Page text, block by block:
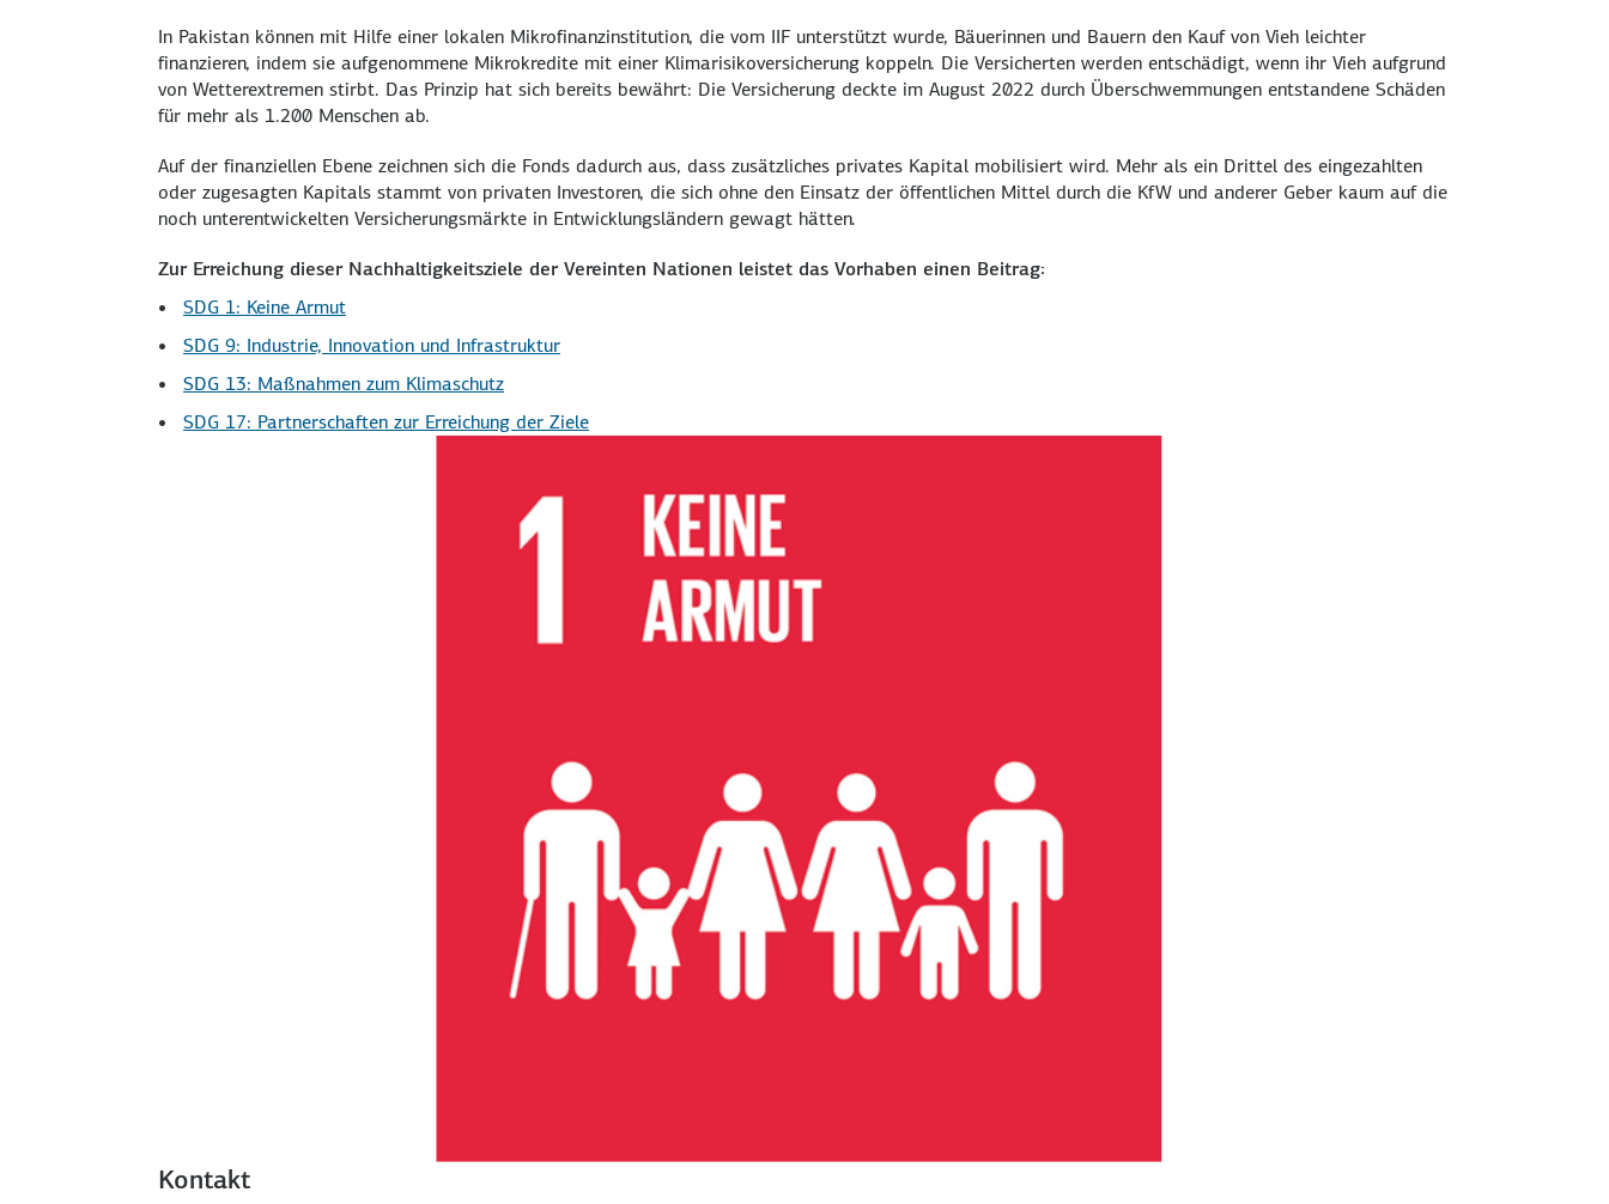
In Pakistan können mit Hilfe einer lokalen Mikrofinanzinstitution, die vom IIF unterstützt wurde, Bäuerinnen und Bauern den Kauf von Vieh leichter
finanzieren, indem sie aufgenommene Mikrokredite mit einer Klimarisikoversicherung koppeln. Die Versicherten werden entschädigt, wenn ihr Vieh aufgrund
von Wetterextremen stirbt. Das Prinzip hat sich bereits bewährt: Die Versicherung deckte im August 2022 durch Überschwemmungen entstandene Schäden
für mehr als 1.200 Menschen ab.
Auf der finanziellen Ebene zeichnen sich die Fonds dadurch aus, dass zusätzliches privates Kapital mobilisiert wird. Mehr als ein Drittel des eingezahlten
oder zugesagten Kapitals stammt von privaten Investoren, die sich ohne den Einsatz der öffentlichen Mittel durch die KfW und anderer Geber kaum auf die
noch unterentwickelten Versicherungsmärkte in Entwicklungsländern gewagt hätten.
Zur Erreichung dieser Nachhaltigkeitsziele der Vereinten Nationen leistet das Vorhaben einen Beitrag:
SDG 1: Keine Armut
SDG 9: Industrie, Innovation und Infrastruktur
SDG 13: Maßnahmen zum Klimaschutz
SDG 17: Partnerschaften zur Erreichung der Ziele
Kontakt